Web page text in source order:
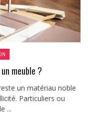
meuble ?
un matériau noble
Particuliers ou
...